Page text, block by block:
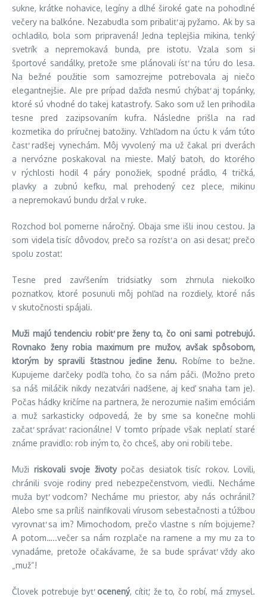
sukne, krátke nohavice, legíny a dlhé široké gate na pohodlné
večery na balkóne. Nezabudla som pribaliť aj pyžamo. Ak by sa
ochladilo, bola som pripravená! Jedna teplejšia mikina, tenký
svetrík a nepremokavá bunda, pre istotu. Vzala som si
športové sandálky, pretože sme plánovali ísť na túru do lesa.
Na bežné použitie som samozrejme potrebovala aj niečo
elegantnejšie. Ale pre prípad dažďa nesmú chýbať aj topánky,
ktoré sú vhodné do takej katastrofy. Sako som už len prihodila
tesne pred zazipsovaním kufra. Následne prišla na rad
kozmetika do príručnej batožiny. Vzhľadom na úctu k vám túto
časť radšej vynechám. Môj vyvolený ma už čakal pri dverách
a nervózne poskakoval na mieste. Malý batoh, do ktorého
v rýchlosti hodil 4 páry ponožiek, spodné prádlo, 4 tričká,
plavky a zubnú kefku, mal prehodený cez plece, mikinu
a nepremokavú bundu držal v ruke.
Rozchod bol pomerne náročný. Obaja sme išli inou cestou. Ja
som videla tisíc dôvodov, prečo sa rozísť a on asi desať, prečo
spolu zostať.
Tesne pred zavŕšením tridsiatky som zhrnula niekoľko
poznatkov, ktoré posunuli môj pohľad na rozdiely, ktoré nás
v skutočnosti spájali.
Muži majú tendenciu robiť pre ženy to, čo oni sami potrebujú.
Rovnako ženy robia maximum pre mužov, avšak spôsobom,
ktorým by spravili šťastnou jedine ženu. Robíme to bežne.
Kupujeme darčeky podľa toho, čo sa nám páči. (Možno preto
sa náš miláčik nikdy nezatvári nadšene, aj keď snaha tam je).
Počas hádky kričíme na partnera, že nerozumie našim emóciám
a muž sarkasticky odpovedá, že by sme sa konečne mohli
začať správať racionálne! V tomto prípade však neplatí staré
známe pravidlo: rob iným to, čo chceš, aby oni robili tebe.
Muži riskovali svoje životypočas desiatok tisíc rokov. Lovili,
chránili svoje rodiny pred nebezpečenstvom, viedli. Necháme
muža byť vodcom? Necháme mu priestor, aby nás ochránil?
Alebo sme sa príliš nainfikovali vírusom sebestačnosti a túžbou
vyrovnať sa im? Mimochodom, prečo vlastne s ním bojujeme?
A potom…..večer sa nám rozplače na ramene a my mu za to
vynadáme, pretože očakávame, že sa bude správať vždy ako
„muž“!
Človek potrebuje byťocenený, cítiť, že to, čo robí, má zmysel.